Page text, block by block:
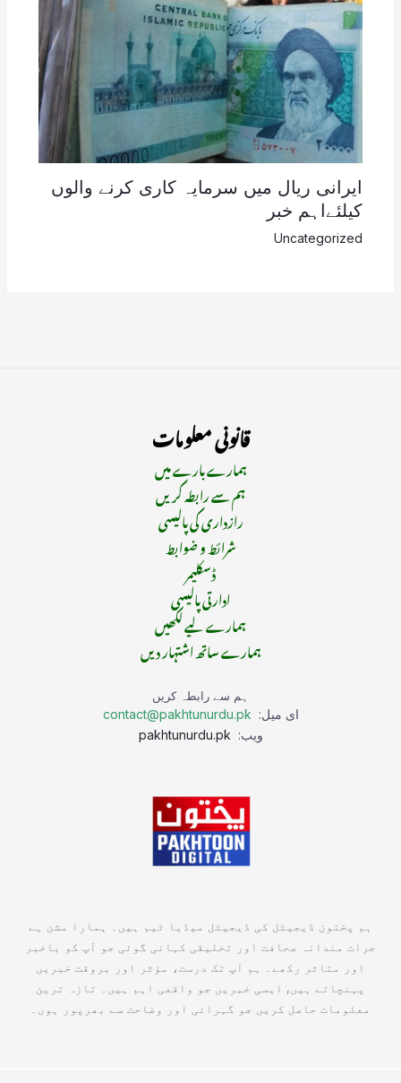
ایرانی ریال میں سرمایہ کاری کرنے والوں
کیلئےاہم خبر
Uncategorized
قانونی معلومات
ہمارے بارے میں
ہم سے رابطہ کریں
رازداری کی پالیسی
شرائط و ضوابط
ڈسکلیمر
ادارتی پالیسی
ہمارے لیے لکھیں
ہمارے ساتھ اشتہار دیں
ہم سے رابطہ کریں
ای میل: contact@pakhtunurdu.pk
ویب:
ہم پختون ڈیجیٹل کی ڈیجیٹل میڈیا ٹیم ہیں۔ ہمارا مشن ہے
جرات مندانہ صحافت اور تخلیقی کہانی گوئی جو آپ کو باخبر
اور متاثر رکھے۔ ہم آپ تک درست، مؤثر اور بروقت خبریں
پہنچاتے ہیں, ایسی خبریں جو واقعی اہم ہیں۔ تازہ ترین
معلومات حاصل کریں جو گہرائی اور وضاحت سے بھرپور ہوں۔